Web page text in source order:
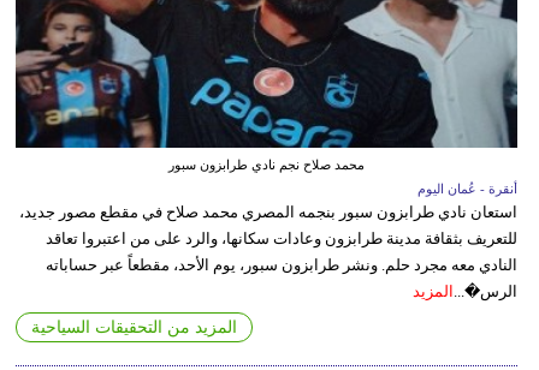
محمد صلاح نجم نادي طرابزون سبور
أنقرة - عُمان اليوم
استعان نادي طرابزون سبور بنجمه المصري محمد صلاح في مقطع مصور جديد،
للتعريف بثقافة مدينة طرابزون وعادات سكانها، والرد على من اعتبروا تعاقد
النادي معه مجرد حلم. ونشر طرابزون سبور، يوم الأحد، مقطعاً عبر حساباته
الرس�...
المزيد
المزيد من التحقيقات السياحية